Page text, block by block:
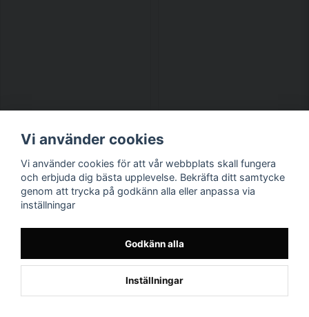
Vi använder cookies
Vi använder cookies för att vår webbplats skall fungera
och erbjuda dig bästa upplevelse. Bekräfta ditt samtycke
genom att trycka på godkänn alla eller anpassa via
inställningar
Godkänn alla
Inställningar